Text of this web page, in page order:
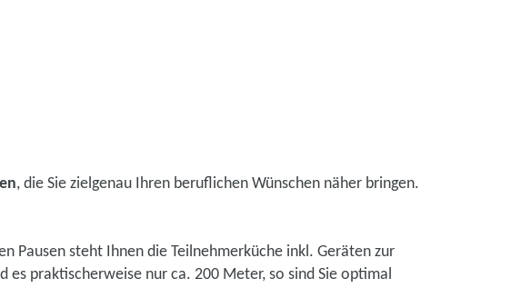
, die Sie zielgenau Ihren beruflichen Wünschen näher bringen.
Pausen steht Ihnen die Teilnehmerküche inkl. Geräten zur
es praktischerweise nur ca. 200 Meter, so sind Sie optimal